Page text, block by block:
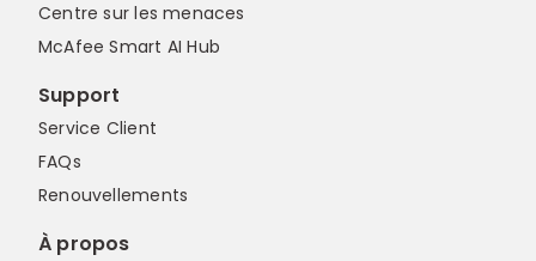
Centre sur les menaces
McAfee Smart AI Hub
Support
Service Client
FAQs
Renouvellements
À propos